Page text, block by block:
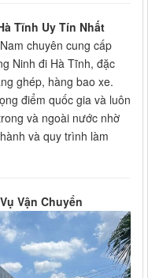
Tĩnh Uy Tín Nhất
chuyên cung cấp
Ninh đi Hà Tĩnh, đặc
ghép, hàng bao xe.
điểm quốc gia và luôn
và ngoài nước nhờ
và quy trình làm
Vận Chuyển